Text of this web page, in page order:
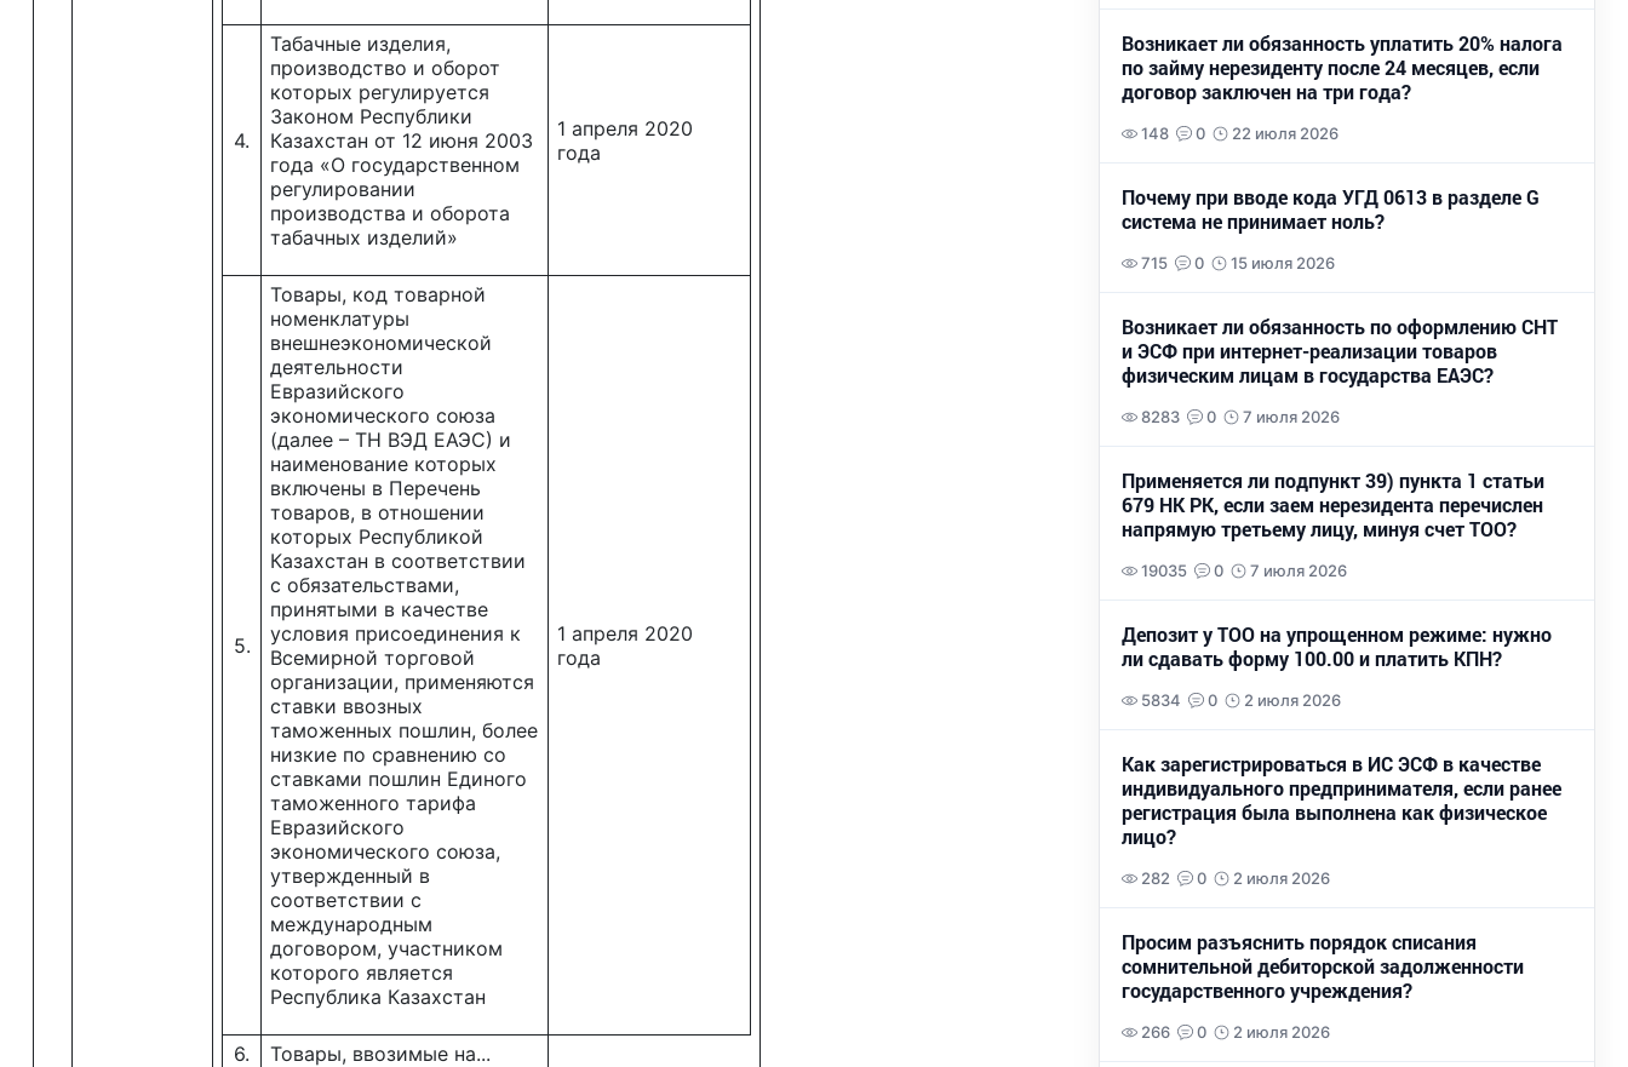
4.
Табачные изделия,
производство и оборот
которых регулируется
Законом Республики
Казахстан от 12 июня 2003
года «О государственном
регулировании
производства и оборота
табачных изделий»
1 апреля 2020
года
5.
Товары, код товарной
номенклатуры
внешнеэкономической
деятельности
Евразийского
экономического союза
(далее – ТН ВЭД ЕАЭС) и
наименование которых
включены в Перечень
товаров, в отношении
которых Республикой
Казахстан в соответствии
с обязательствами,
принятыми в качестве
условия присоединения к
Всемирной торговой
организации, применяются
ставки ввозных
таможенных пошлин, более
низкие по сравнению со
ставками пошлин Единого
таможенного тарифа
Евразийского
экономического союза,
утвержденный в
соответствии с
международным
договором, участником
которого является
Республика Казахстан
1 апреля 2020
года
6. Товары, ввозимые на...
Возникает ли обязанность уплатить 20% налога
по займу нерезиденту после 24 месяцев, если
договор заключен на три года?
148 0 22 июля 2026
Почему при вводе кода УГД 0613 в разделе G
система не принимает ноль?
715 0 15 июля 2026
Возникает ли обязанность по оформлению СНТ
и ЭСФ при интернет-реализации товаров
физическим лицам в государства ЕАЭС?
8283 0 7 июля 2026
Применяется ли подпункт 39) пункта 1 статьи
679 НК РК, если заем нерезидента перечислен
напрямую третьему лицу, минуя счет ТОО?
19035 0 7 июля 2026
Депозит у ТОО на упрощенном режиме: нужно
ли сдавать форму 100.00 и платить КПН?
5834 0 2 июля 2026
Как зарегистрироваться в ИС ЭСФ в качестве
индивидуального предпринимателя, если ранее
регистрация была выполнена как физическое
лицо?
282 0 2 июля 2026
Просим разъяснить порядок списания
сомнительной дебиторской задолженности
государственного учреждения?
266 0 2 июля 2026